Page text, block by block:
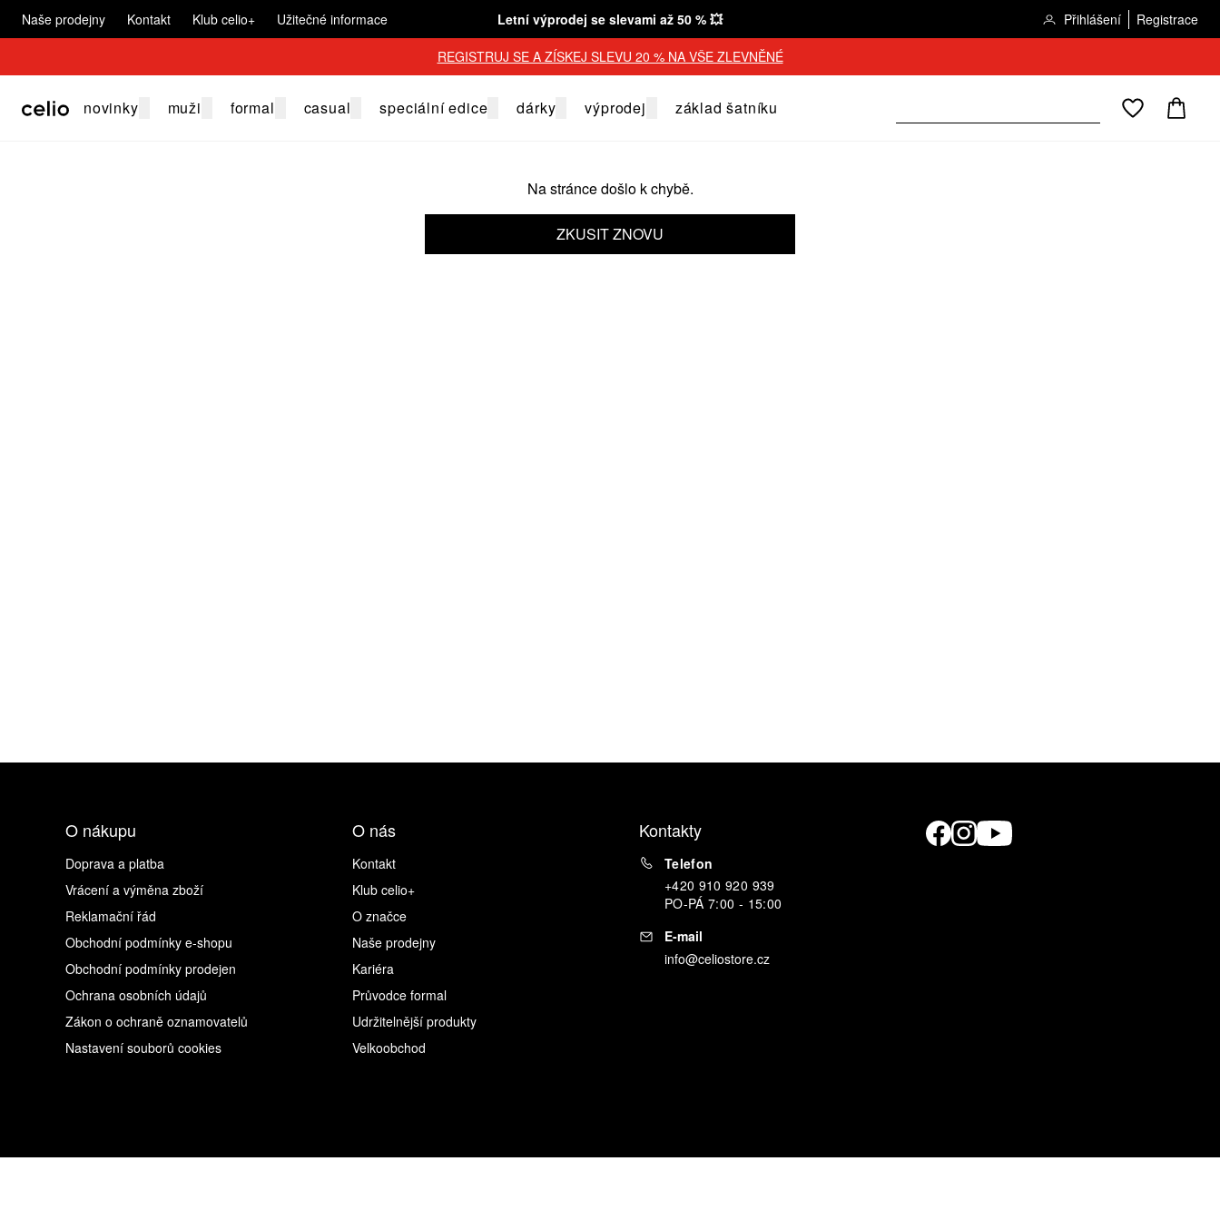
Naše prodejny Kontakt Klub celio+ Užitečné informace Letní výprodej se slevami až 50 % 💥 Přihlášení Registrace
REGISTRUJ SE A ZÍSKEJ SLEVU 20 % NA VŠE ZLEVNĚNÉ
novinky muži formal casual speciální edice dárky výprodej základ šatníku
Na stránce došlo k chybě.
ZKUSIT ZNOVU
O nákupu
Doprava a platba
Vrácení a výměna zboží
Reklamační řád
Obchodní podmínky e-shopu
Obchodní podmínky prodejen
Ochrana osobních údajů
Zákon o ochraně oznamovatelů
Nastavení souborů cookies
O nás
Kontakt
Klub celio+
O značce
Naše prodejny
Kariéra
Průvodce formal
Udržitelnější produkty
Velkoobchod
Kontakty
Telefon
+420 910 920 939
PO-PÁ 7:00 - 15:00
E-mail
info@celiostore.cz